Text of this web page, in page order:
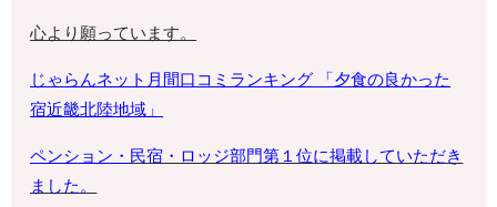
心より願っています。
じゃらんネット月間口コミランキング 「夕食の良かった
宿近畿北陸地域 」
ペンション・ 民宿・ロッジ部門第１位に掲載していただき
ました。